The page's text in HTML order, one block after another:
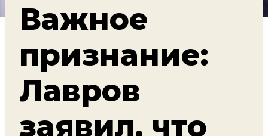
Важное
признание:
Лавров
заявил, что